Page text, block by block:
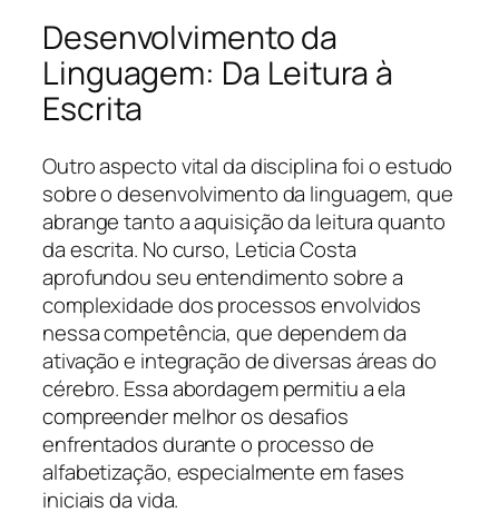
Desenvolvimento da
Linguagem: Da Leitura à
Escrita
Outro aspecto vital da disciplina foi o estudo
sobre o desenvolvimento da linguagem, que
abrange tanto a aquisição da leitura quanto
da escrita. No curso, Leticia Costa
aprofundou seu entendimento sobre a
complexidade dos processos envolvidos
nessa competência, que dependem da
ativação e integração de diversas áreas do
cérebro. Essa abordagem permitiu a ela
compreender melhor os desafios
enfrentados durante o processo de
alfabetização, especialmente em fases
iniciais da vida.